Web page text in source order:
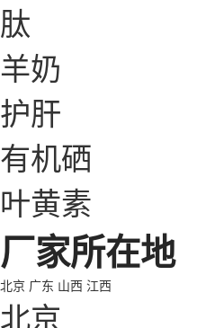
肽
羊奶
护肝
有机硒
叶黄素
厂家所在地
北京 广东 山西 江西
北京